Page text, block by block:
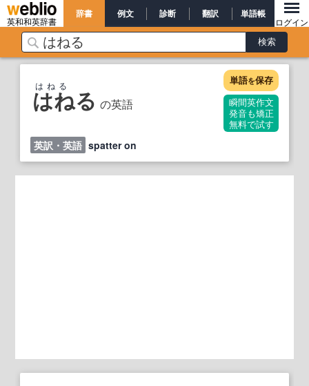
英和和英辞書
辞書 例文 診断 翻訳 単語帳
ログイン
はねる の英語
はねる 単語を保存
瞬間英作文
発音も矯正
無料で試す
英訳・英語 spatter on